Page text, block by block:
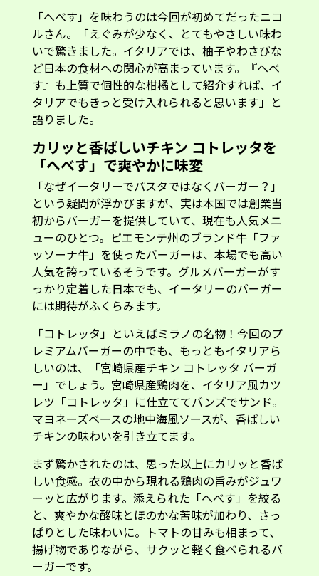
「へべす」を味わうのは今回が初めてだったニコ
ルさん。「えぐみが少なく、とてもやさしい味わ
いで驚きました。イタリアでは、柚子やわさびな
ど日本の食材への関心が高まっています。『へべ
す』も上質で個性的な柑橘として紹介すれば、イ
タリアでもきっと受け入れられると思います」と
語りました。
カリッと香ばしいチキン コトレッタを
「へべす」で爽やかに味変
「なぜイータリーでパスタではなくバーガー？」
という疑問が浮かびますが、実は本国では創業当
初からバーガーを提供していて、現在も人気メニ
ューのひとつ。ピエモンテ州のブランド牛「ファ
ッソーナ牛」を使ったバーガーは、本場でも高い
人気を誇っているそうです。グルメバーガーがす
っかり定着した日本でも、イータリーのバーガー
には期待がふくらみます。
「コトレッタ」といえばミラノの名物！今回のプ
レミアムバーガーの中でも、もっともイタリアら
しいのは、「宮崎県産チキン コトレッタ バーガ
ー」でしょう。宮崎県産鶏肉を、イタリア風カツ
レツ「コトレッタ」に仕立ててバンズでサンド。
マヨネーズベースの地中海風ソースが、香ばしい
チキンの味わいを引き立てます。
まず驚かされたのは、思った以上にカリッと香ば
しい食感。衣の中から現れる鶏肉の旨みがジュワ
ーッと広がります。添えられた「へべす」を絞る
と、爽やかな酸味とほのかな苦味が加わり、さっ
ぱりとした味わいに。トマトの甘みも相まって、
揚げ物でありながら、サクッと軽く食べられるバ
ーガーです。